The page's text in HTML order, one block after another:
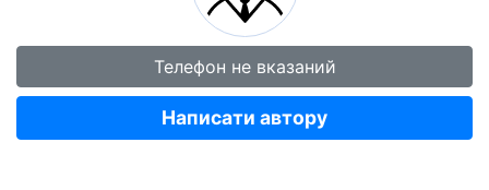
Телефон не вказаний
Написати автору